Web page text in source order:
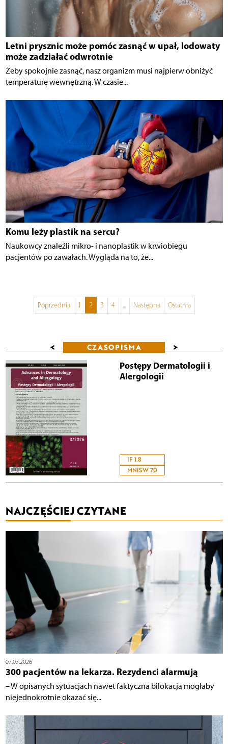
Letni prysznic może pomóc zasnąć w upał, lodowaty
może zadziałać odwrotnie
Żeby spokojnie zasnąć, nasz organizm musi najpierw obniżyć
temperaturę wewnętrzną. W czasie...
Komu leży plastik na sercu?
Naukowcy znaleźli mikro- i nanoplastik w krwiobiegu
pacjentów po zawałach. Wygląda na to, że...
Poprzednia 1 2 3 4 ... Następna Ostatnia
< CZASOPISMA >
Postępy Dermatologii i
Alergologii
IF 1.8
MNISW 70
NAJCZĘŚCIEJ CZYTANE
07.07.2026
300 pacjentów na lekarza. Rezydenci alarmują
– W opisanych sytuacjach nawet faktyczna bilokacja mogłaby
niejednokrotnie okazać się...